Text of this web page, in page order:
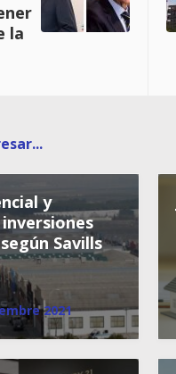
la
y
Savills
2021